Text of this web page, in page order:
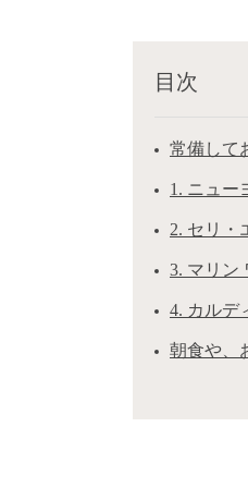
目次
常備して
1. ニュー
2. セリ・
3. マリン
4. カルデ
朝食や、